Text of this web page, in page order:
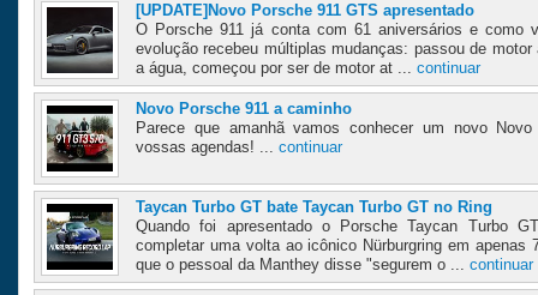
[UPDATE]Novo Porsche 911 GTS apresentado
O Porsche 911 já conta com 61 aniversários e como
evolução recebeu múltiplas mudanças: passou de
a água, começou por ser de motor at ... continuar
Novo Porsche 911 a caminho
Parece que amanhã vamos conhecer um novo
vossas agendas! ... continuar
Taycan Turbo GT bate Taycan Turbo GT no Ring
Quando foi apresentado o Porsche Taycan Turbo
completar uma volta ao icônico Nürburgring em apenas
que o pessoal da Manthey disse "segurem o ... continuar